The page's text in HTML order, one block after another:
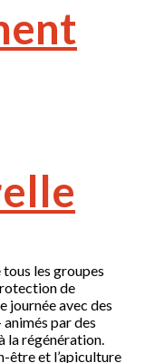
les groupes
de
journée avec des
par des
la régénération.
être et l’apiculture